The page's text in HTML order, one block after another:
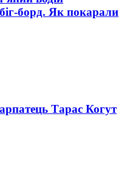
борд. Як покарали
Тарас Когут